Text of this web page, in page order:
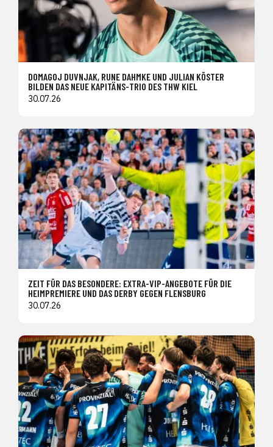
DOMAGOJ DUVNJAK, RUNE DAHMKE UND JULIAN KÖSTER
BILDEN DAS NEUE KAPITÄNS-TRIO DES THW KIEL
30.07.26
ZEIT FÜR DAS BESONDERE: EXTRA-VIP-ANGEBOTE FÜR DIE
HEIMPREMIERE UND DAS DERBY GEGEN FLENSBURG
30.07.26